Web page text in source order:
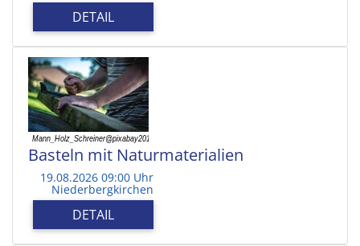
DETAIL
Basteln mit Naturmaterialien
19.08.2026 09:00 Uhr
Niederbergkirchen
DETAIL